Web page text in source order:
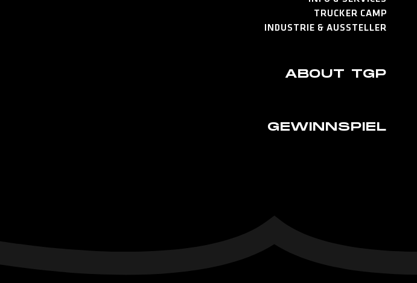
TRUCKER CAMP
INDUSTRIE & AUSSTELLER
ABOUT TGP
GEWINNSPIEL